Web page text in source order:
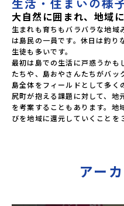
大自然に囲まれ、地域
生まれも育ちもバラバラな地域
は島民の一員です。休日は釣り
生徒も多いです。
最初は島での生活に戸惑うかも
たちや、島おやさんたちがバッ
島全体をフィールドとして多く
尻町が抱える課題に対して、地
を考案することもあります。地
びを地域に還元していくことを
アー